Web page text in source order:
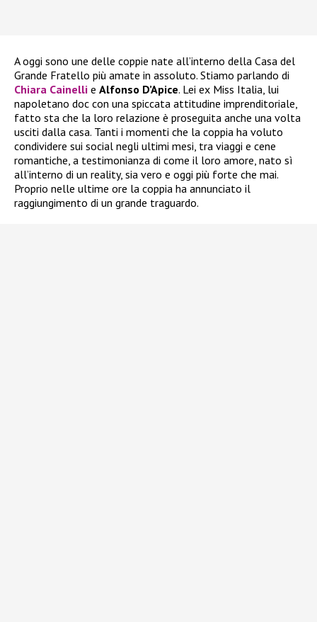
A oggi sono une delle coppie nate all’interno della Casa del
Grande Fratello più amate in assoluto. Stiamo parlando di
Chiara Cainelli e Alfonso D’Apice. Lei ex Miss Italia, lui
napoletano doc con una spiccata attitudine imprenditoriale,
fatto sta che la loro relazione è proseguita anche una volta
usciti dalla casa. Tanti i momenti che la coppia ha voluto
condividere sui social negli ultimi mesi, tra viaggi e cene
romantiche, a testimonianza di come il loro amore, nato sì
all’interno di un reality, sia vero e oggi più forte che mai.
Proprio nelle ultime ore la coppia ha annunciato il
raggiungimento di un grande traguardo.